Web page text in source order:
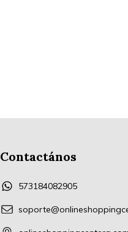
Contactános
573184082905